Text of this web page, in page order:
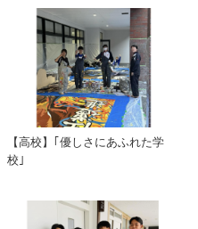
【高校】｢優しさにあふれた学
校｣